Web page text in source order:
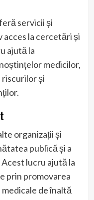
servicii și
acces la cercetări și
ajută la
medicilor,
riscurilor și
organizații și
publică și a
lucru ajută la
prin promovarea
de înaltă